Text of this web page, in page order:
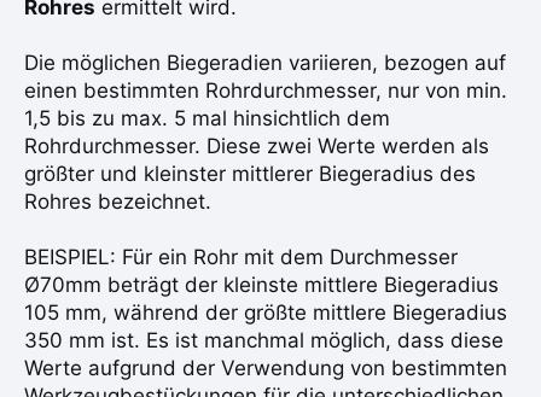
Rohres ermittelt wird.
Die möglichen Biegeradien variieren, bezogen auf
einen bestimmten Rohrdurchmesser, nur von min.
1,5 bis zu max. 5 mal hinsichtlich dem
Rohrdurchmesser. Diese zwei Werte werden als
größter und kleinster mittlerer Biegeradius des
Rohres bezeichnet.
BEISPIEL: Für ein Rohr mit dem Durchmesser
Ø70mm beträgt der kleinste mittlere Biegeradius
105 mm, während der größte mittlere Biegeradius
350 mm ist. Es ist manchmal möglich, dass diese
Werte aufgrund der Verwendung von bestimmten